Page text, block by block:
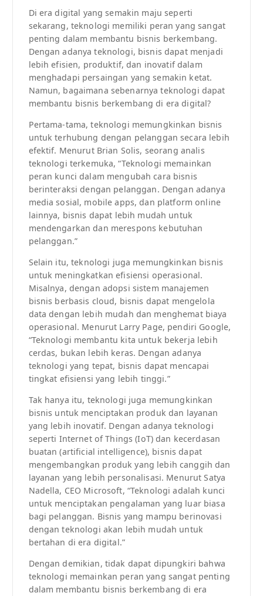
Di era digital yang semakin maju seperti
sekarang, teknologi memiliki peran yang sangat
penting dalam membantu bisnis berkembang.
Dengan adanya teknologi, bisnis dapat menjadi
lebih efisien, produktif, dan inovatif dalam
menghadapi persaingan yang semakin ketat.
Namun, bagaimana sebenarnya teknologi dapat
membantu bisnis berkembang di era digital?
Pertama-tama, teknologi memungkinkan bisnis
untuk terhubung dengan pelanggan secara lebih
efektif. Menurut Brian Solis, seorang analis
teknologi terkemuka, “Teknologi memainkan
peran kunci dalam mengubah cara bisnis
berinteraksi dengan pelanggan. Dengan adanya
media sosial, mobile apps, dan platform online
lainnya, bisnis dapat lebih mudah untuk
mendengarkan dan merespons kebutuhan
pelanggan.”
Selain itu, teknologi juga memungkinkan bisnis
untuk meningkatkan efisiensi operasional.
Misalnya, dengan adopsi sistem manajemen
bisnis berbasis cloud, bisnis dapat mengelola
data dengan lebih mudah dan menghemat biaya
operasional. Menurut Larry Page, pendiri Google,
“Teknologi membantu kita untuk bekerja lebih
cerdas, bukan lebih keras. Dengan adanya
teknologi yang tepat, bisnis dapat mencapai
tingkat efisiensi yang lebih tinggi.”
Tak hanya itu, teknologi juga memungkinkan
bisnis untuk menciptakan produk dan layanan
yang lebih inovatif. Dengan adanya teknologi
seperti Internet of Things (IoT) dan kecerdasan
buatan (artificial intelligence), bisnis dapat
mengembangkan produk yang lebih canggih dan
layanan yang lebih personalisasi. Menurut Satya
Nadella, CEO Microsoft, “Teknologi adalah kunci
untuk menciptakan pengalaman yang luar biasa
bagi pelanggan. Bisnis yang mampu berinovasi
dengan teknologi akan lebih mudah untuk
bertahan di era digital.”
Dengan demikian, tidak dapat dipungkiri bahwa
teknologi memainkan peran yang sangat penting
dalam membantu bisnis berkembang di era